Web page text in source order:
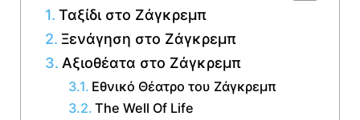
Ταξίδι στο Ζάγκρεμπ
Ξενάγηση στο Ζάγκρεμπ
Αξιοθέατα στο Ζάγκρεμπ
Εθνικό Θέατρο του Ζάγκρεμπ
The Well Of Life